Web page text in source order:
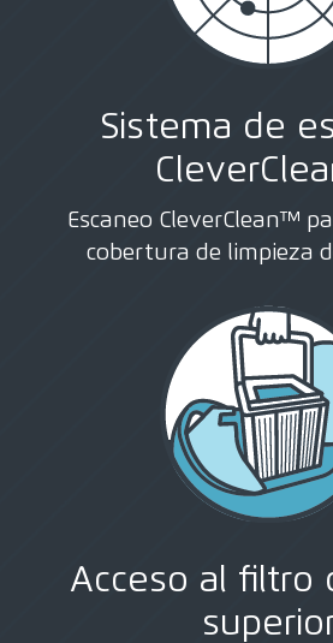
Sistema de
Escaneo CleverClean™
cobertura de limpieza
Acceso al filtro